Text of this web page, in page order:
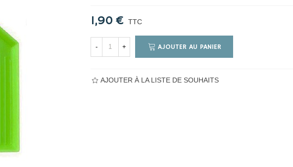
1,90 € TTC
- + AJOUTER AU PANIER
AJOUTER À LA LISTE DE SOUHAITS